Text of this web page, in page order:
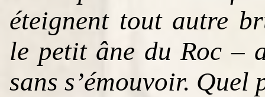
éteignent tout autre
le petit âne du Roc –
sans s’émouvoir. Quel